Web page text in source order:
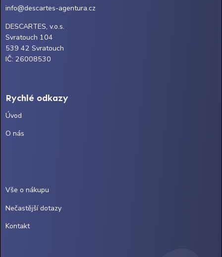
info@descartes-agentura.cz
DESCARTES, v.o.s.
Svratouch 104
539 42 Svratouch
IČ: 26008530
Rychlé odkazy
Úvod
O nás
Vše o nákupu
Nečastější dotazy
Kontakt